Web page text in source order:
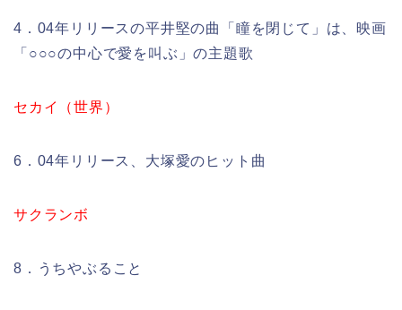
4．04年リリースの平井堅の曲「瞳を閉じて」は、映画
「○○○の中心で愛を叫ぶ」の主題歌
セカイ（世界）
6．04年リリース、大塚愛のヒット曲
サクランボ
8．うちやぶること